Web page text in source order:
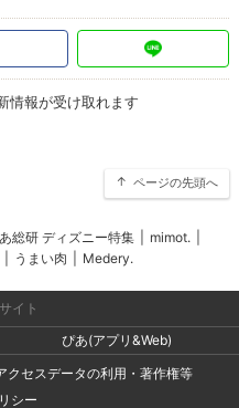
情報が受け取れます
ページの先頭へ
総研 ディズニー特集 mimot.
うまい肉 Medery.
イト
ぴあ(アプリ&Web)
クセスデータの利用・著作権等
シー